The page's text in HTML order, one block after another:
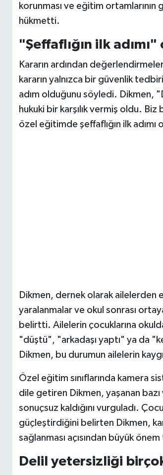
korunması ve eğitim ortamlarının
hükmetti.
"Şeffaflığın ilk
Kararın ardından
kararın yalnızca bir güvenlik
adım olduğunu söyledi. Dikmen,
hukuki bir karşılık vermiş oldu.
özel eğitimde şeffaflığın ilk
Dikmen, dernek olarak ailelerden
yaralanmalar ve okul sonrası
belirtti. Ailelerin çocuklarına
"düştü", "arkadaşı yaptı" ya da
Dikmen, bu durumun ailelerin
Özel eğitim sınıflarında kamera
dile getiren Dikmen, yaşanan
sonuçsuz kaldığını vurguladı.
güçleştirdiğini belirten Dikmen,
sağlanması açısından büyük önem
Delil yetersizliği